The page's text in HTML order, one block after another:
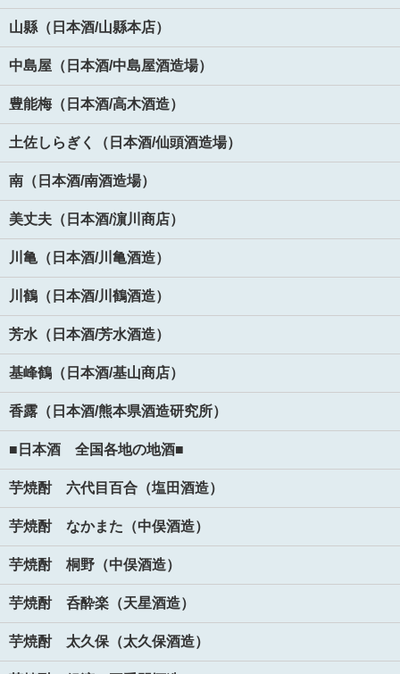
山縣（日本酒/山縣本店）
中島屋（日本酒/中島屋酒造場）
豊能梅（日本酒/高木酒造）
土佐しらぎく（日本酒/仙頭酒造場）
南（日本酒/南酒造場）
美丈夫（日本酒/濵川商店）
川亀（日本酒/川亀酒造）
川鶴（日本酒/川鶴酒造）
芳水（日本酒/芳水酒造）
基峰鶴（日本酒/基山商店）
香露（日本酒/熊本県酒造研究所）
■日本酒 全国各地の地酒■
芋焼酎 六代目百合（塩田酒造）
芋焼酎 なかまた（中俣酒造）
芋焼酎 桐野（中俣酒造）
芋焼酎 呑酔楽（天星酒造）
芋焼酎 太久保（太久保酒造）